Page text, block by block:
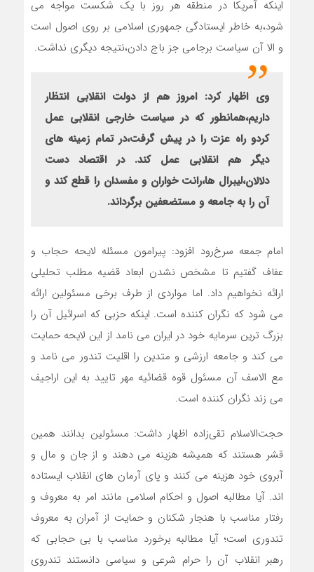
اینکه آمریکا در منطقه هر روز با یک شکست مواجه می
شود،به خاطر ایستادگی جمهوری اسلامی بر روی اصول است
و الا آن سیاست برجامی جز باج دادن،نتیجه دیگری نداشت.
وی اظهار کرد: امروز هم از دولت انقلابی انتظار
داریم،همانطور که در سیاست خارجی انقلابی عمل
کردو راه عزت را در پیش گرفت،در تمام زمینه های
دیگر هم انقلابی عمل کند. در اقتصاد دست
دلالان،لیبرال ها،رانت خواران و مفسدان را قطع کند و
آن را به جامعه و مستضعفین برگرداند.
امام جمعه سرخ‌رود افزود: پیرامون مسئله لایحه حجاب و
عفاف‌ گفتیم تا مشخص نشدن ابعاد قضیه مطلب تحلیلی
ارائه نخواهیم داد. اما مواردی از طرف برخی مسئولین ارائه
می شود که نگران کننده است. اینکه حزبی که اسرائیل آن را
بزرگ ترین سرمایه خود در ایران می نامد از این لایحه حمایت
می کند و جامعه ارزشی و متدین را اقلیت تندور می نامد و
مع الاسف آن مسئول قوه قضائیه مهر تایید به این اراجیف
می زند نگران کننده است.
حجت‌الاسلام تقی‌زاده اظهار داشت: مسئولین بدانند همین
قشر هستند که همیشه هزینه می دهند و از جان و مال و
آبروی خود هزینه می کنند و پای آرمان های انقلاب ایستاده
اند. آیا مطالبه اصول و احکام‌ اسلامی مانند امر به معروف و
رفتار مناسب با هنجار شکنان و حمایت از آمران به معروف
تندوری است؛ آیا مطالبه برخورد مناسب با بی حجابی که
رهبر انقلاب آن را حرام شرعی و سیاسی دانستند تندروی